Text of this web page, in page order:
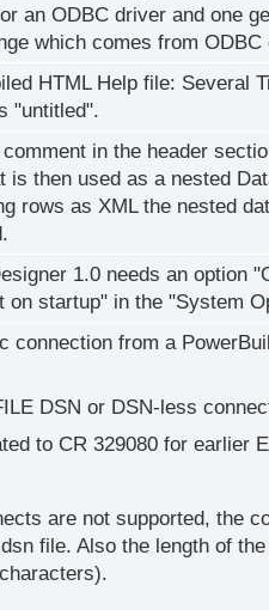
an ODBC driver and one
which comes from ODBC
HTML Help file: Several
"untitled".
in the header
is then used as a nested
rows as XML the nested
1.0 needs an option
on startup" in the "System
connection from a
DSN or DSN-less
to CR 329080 for earlier
are not supported, the
file. Also the length of